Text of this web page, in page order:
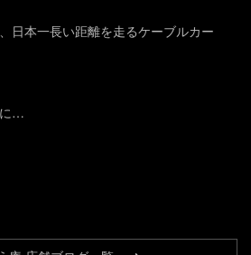
日本一長い距離を走るケーブルカー
に…